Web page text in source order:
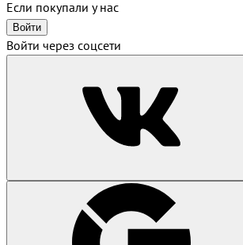
Если покупали у нас
Войти
Войти через соцсети